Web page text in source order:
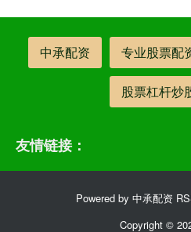
中承配资 专业股票配
股票杠杆炒
友情链接：
Powered by 中承配资
Copyright ©